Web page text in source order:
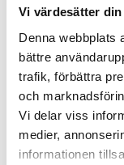
Vi värdesätter
Denna webbplats
bättre
trafik, förbättra
och
Vi delar viss
medier,
informationen
barn en
medlemmar i
Lördagen den 13
träffa Lilla Elin.
gympapåse. Vi
och färglägga
Gå med i
genom att ladda